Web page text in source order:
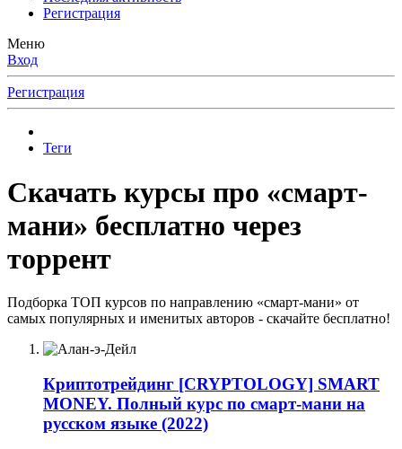
Регистрация
Меню
Вход
Регистрация
Теги
Скачать курсы про «смарт-
мани» бесплатно через
торрент
Подборка ТОП курсов по направлению «смарт-мани» от
самых популярных и именитых авторов - скачайте бесплатно!
Криптотрейдинг [CRYPTOLOGY] SMART
MONEY. Полный курс по смарт-мани на
русском языке (2022)